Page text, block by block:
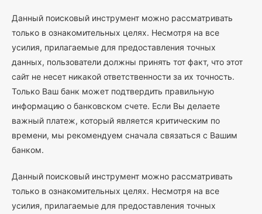
Данный поисковый инструмент можно рассматривать
только в ознакомительных целях. Несмотря на все
усилия, прилагаемые для предоставления точных
данных, пользователи должны принять тот факт, что этот
сайт не несет никакой ответственности за их точность.
Только Ваш банк может подтвердить правильную
информацию о банковском счете. Если Вы делаете
важный платеж, который является критическим по
времени, мы рекомендуем сначала связаться с Вашим
банком.
Данный поисковый инструмент можно рассматривать
только в ознакомительных целях. Несмотря на все
усилия, прилагаемые для предоставления точных